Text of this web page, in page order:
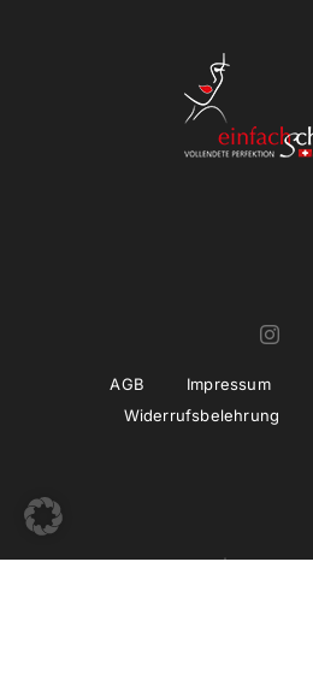
AGB Impressum
Widerrufsbelehrung